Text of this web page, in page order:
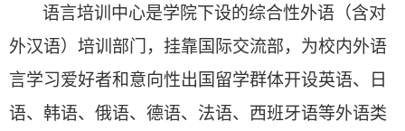
语言培训中心是学院下设的综合性外语（含对
外汉语）培训部门，挂靠国际交流部，为校内外语
言学习爱好者和意向性出国留学群体开设英语、日
语、韩语、俄语、德语、法语、西班牙语等外语类